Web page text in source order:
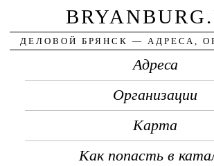
ДЕЛОВОЙ БРЯНСК — АДРЕСА,
Адреса
Организации
Карта
Как попасть в